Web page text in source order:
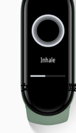
女性健康追